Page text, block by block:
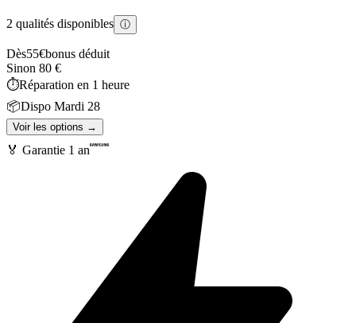
2 qualités disponibles ⓘ
Dès55€bonus déduit
Sinon 80 €
⏱️Réparation en 1 heure
📦Dispo Mardi 28
Voir les options →
🏅 Garantie 1 an